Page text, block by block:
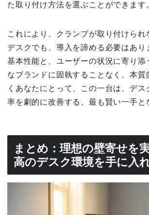
た取り付け方法を選ぶことができます
これにより、クランプが取り付けられ
デスクでも、導入を諦める必要はあり
基本性能と、ユーザーの状況に寄り添
なブランドに固執することなく、本質
くあなたにとって、この一台は、デス
率を劇的に改善する、最も賢い一手と
まとめ：理想の壁寄せを
高のデスク環境を手に入